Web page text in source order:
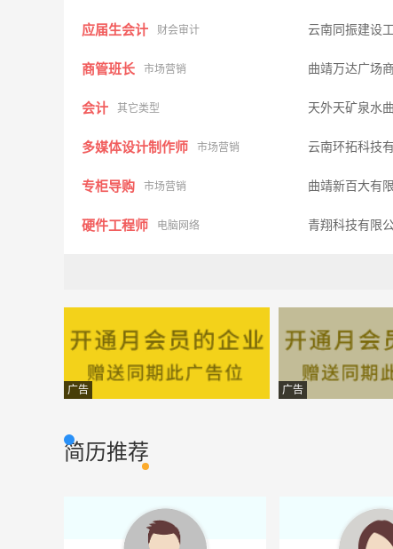
应届生会计 财会审计 云南同振建设
商管班长 市场营销 曲靖万达广场
会计 其它类型 天外天矿泉水
多媒体设计制作师 市场营销 云南环拓科技
专柜导购 市场营销 曲靖新百大有
硬件工程师 电脑网络 青翔科技有限
销售代表 其它类型 雨润集团—宣
应收会计 财会审计 云南永臻商贸
网站建设师
建筑设计师 建筑房产 云南益民养殖
广告 广告
简历推荐